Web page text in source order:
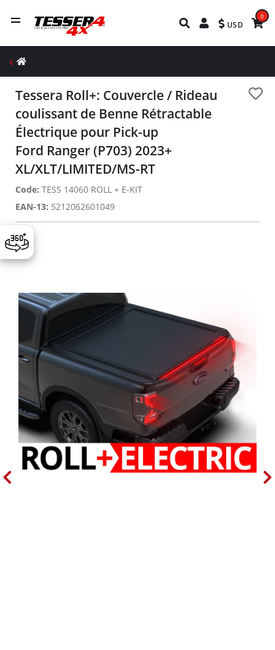
USD
0
Tessera Roll+: Couvercle / Rideau
coulissant de Benne Rétractable
Électrique pour Pick-up
Ford Ranger (P703) 2023+
XL/XLT/LIMITED/MS-RT
Code: TESS 14060 ROLL + Ε-KIT
EAN-13: 5212062601049